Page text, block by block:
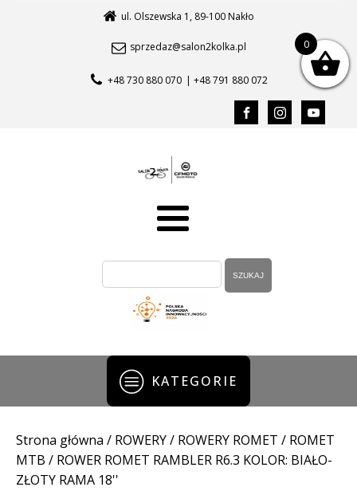
ul. Olszewska 1, 89-100 Nakło
sprzedaz@salon2kolka.pl
+48 730 880 070 | +48 791 880 072
KATEGORIE
Strona główna / ROWERY/ ROWERY ROMET / ROMET
MTB / ROWER ROMET RAMBLER R6.3 KOLOR: BIAŁO-
ZŁOTY RAMA 18''
0